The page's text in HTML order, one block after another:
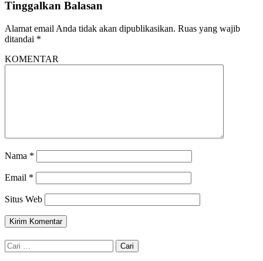
Tinggalkan Balasan
Alamat email Anda tidak akan dipublikasikan. Ruas yang wajib
ditandai *
KOMENTAR
Nama *
Email *
Situs Web
Cari
untuk: